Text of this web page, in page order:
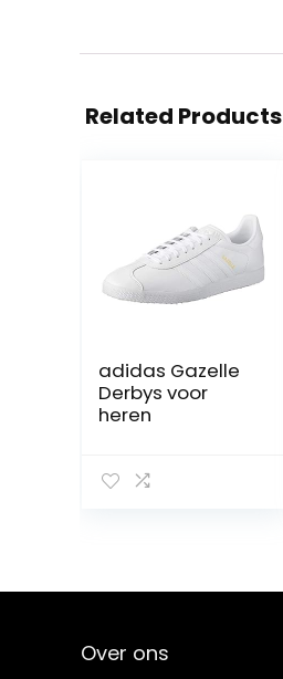
Related Products
adidas Gazelle
Derbys voor
heren
Over ons